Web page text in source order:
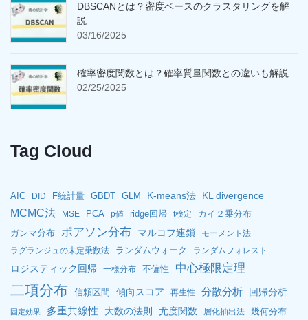
DBSCANとは？密度ベースのクラスタリングを解
説
03/16/2025
確率密度関数とは？確率質量関数との違いも解説
02/25/2025
Tag Cloud
AIC DID F統計量 GBDT GLM K-means法 KL divergence
MCMC法 MSE PCA p値 ridge回帰 t検定
カイ２乗分布
ガンマ分布 ポアソン分布 マルコフ連鎖
モーメント法
ラグランジュの未定乗数法
ランダムウォーク ランダムフォレスト
ロジスティック回帰 一様分布 不偏性 中心極限定理
二項分布 信頼区間 傾向スコア 再生性 分散分析 回帰分析
固定効果 多重共線性 大数の法則 尤度関数 層化抽出法 幾何分布